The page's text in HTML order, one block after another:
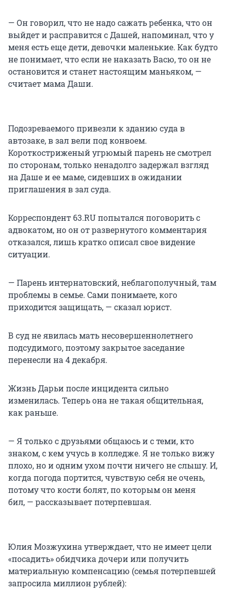
— Он говорил, что не надо сажать ребенка, что он
выйдет и расправится с Дашей, напоминал, что у
меня есть еще дети, девочки маленькие. Как будто
не понимает, что если не наказать Васю, то он не
остановится и станет настоящим маньяком, —
считает мама Даши.
Подозреваемого привезли к зданию суда в
автозаке, в зал вели под конвоем.
Короткостриженый угрюмый парень не смотрел
по сторонам, только ненадолго задержал взгляд
на Даше и ее маме, сидевших в ожидании
приглашения в зал суда.
Корреспондент 63.RU попытался поговорить с
адвокатом, но он от развернутого комментария
отказался, лишь кратко описал свое видение
ситуации.
— Парень интернатовский, неблагополучный, там
проблемы в семье. Сами понимаете, кого
приходится защищать, — сказал юрист.
В суд не явилась мать несовершеннолетнего
подсудимого, поэтому закрытое заседание
перенесли на 4 декабря.
Жизнь Дарьи после инцидента сильно
изменилась. Теперь она не такая общительная,
как раньше.
— Я только с друзьями общаюсь и с теми, кто
знаком, с кем учусь в колледже. Я не только вижу
плохо, но и одним ухом почти ничего не слышу. И,
когда погода портится, чувствую себя не очень,
потому что кости болят, по которым он меня
бил, — рассказывает потерпевшая.
Юлия Мозжухина утверждает, что не имеет цели
«посадить» обидчика дочери или получить
материальную компенсацию (семья потерпевшей
запросила миллион рублей):